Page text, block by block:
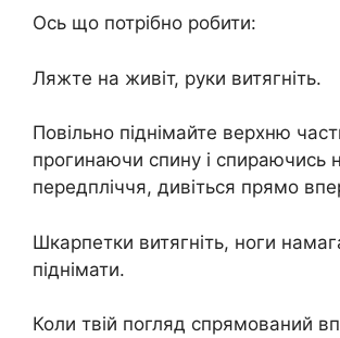
Ось що потрібно робити:
Ляжте на живіт, руки витягніть.
Повільно піднімайте верхню
прогинаючи спину і спираючись
передпліччя, дивіться прямо
Шкарпетки витягніть, ноги
піднімати.
Коли твій погляд спрямований